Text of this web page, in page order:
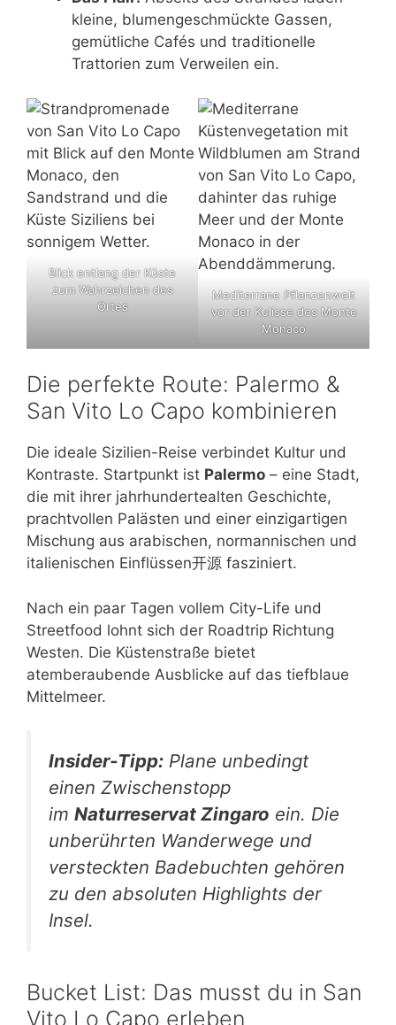
kleine, blumengeschmückte Gassen,
gemütliche Cafés und traditionelle
Trattorien zum Verweilen ein.
Blick entlang der Küste
zum Wahrzeichen des
Ortes
Mediterrane Pflanzenwelt
vor der Kulisse des Monte
Monaco
Die perfekte Route: Palermo &
San Vito Lo Capo kombinieren
Die ideale Sizilien-Reise verbindet Kultur und
Kontraste. Startpunkt ist Palermo – eine Stadt,
die mit ihrer jahrhundertealten Geschichte,
prachtvollen Palästen und einer einzigartigen
Mischung aus arabischen, normannischen und
italienischen Einflüssen开源 fasziniert.
Nach ein paar Tagen vollem City-Life und
Streetfood lohnt sich der Roadtrip Richtung
Westen. Die Küstenstraße bietet
atemberaubende Ausblicke auf das tiefblaue
Mittelmeer.
Insider-Tipp: Plane unbedingt
einen Zwischenstopp
im Naturreservat Zingaro ein. Die
unberührten Wanderwege und
versteckten Badebuchten gehören
zu den absoluten Highlights der
Insel.
Bucket List: Das musst du in San
Vito Lo Capo erleben